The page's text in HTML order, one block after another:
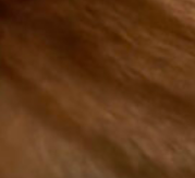
Hohlwege,
Geschichte,